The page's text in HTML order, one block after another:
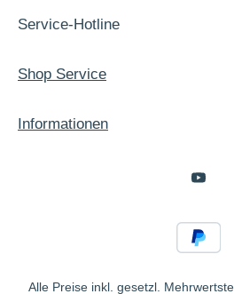
Service-Hotline
Shop Service
Informationen
Alle Preise inkl. gesetzl.